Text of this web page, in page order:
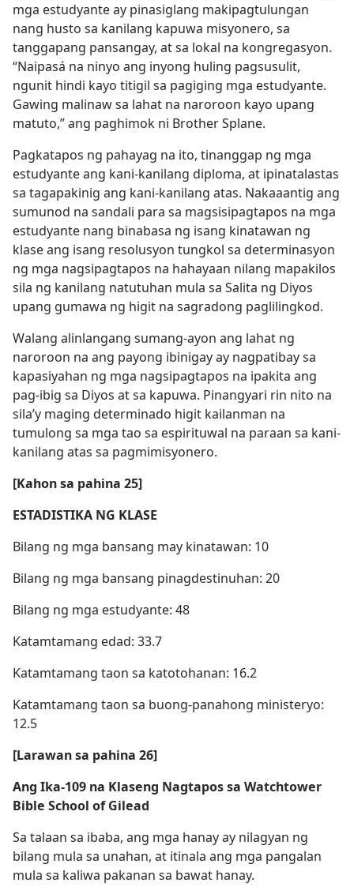
mga estudyante ay pinasiglang makipagtulungan
nang husto sa kanilang kapuwa misyonero, sa
tanggapang pansangay, at sa lokal na kongregasyon.
“Naipasá na ninyo ang inyong huling pagsusulit,
ngunit hindi kayo titigil sa pagiging mga estudyante.
Gawing malinaw sa lahat na naroroon kayo upang
matuto,” ang paghimok ni Brother Splane.
Pagkatapos ng pahayag na ito, tinanggap ng mga
estudyante ang kani-kanilang diploma, at ipinatalastas
sa tagapakinig ang kani-kanilang atas. Nakaaantig ang
sumunod na sandali para sa magsisipagtapos na mga
estudyante nang binabasa ng isang kinatawan ng
klase ang isang resolusyon tungkol sa determinasyon
ng mga nagsipagtapos na hahayaan nilang mapakilos
sila ng kanilang natutuhan mula sa Salita ng Diyos
upang gumawa ng higit na sagradong paglilingkod.
Walang alinlangang sumang-ayon ang lahat ng
naroroon na ang payong ibinigay ay nagpatibay sa
kapasiyahan ng mga nagsipagtapos na ipakita ang
pag-ibig sa Diyos at sa kapuwa. Pinangyari rin nito na
sila’y maging determinado higit kailanman na
tumulong sa mga tao sa espirituwal na paraan sa kani-
kanilang atas sa pagmimisyonero.
[Kahon sa pahina 25]
ESTADISTIKA NG KLASE
Bilang ng mga bansang may kinatawan: 10
Bilang ng mga bansang pinagdestinuhan: 20
Bilang ng mga estudyante: 48
Katamtamang edad: 33.7
Katamtamang taon sa katotohanan: 16.2
Katamtamang taon sa buong-panahong ministeryo:
12.5
[Larawan sa pahina 26]
Ang Ika-109 na Klaseng Nagtapos sa Watchtower
Bible School of Gilead
Sa talaan sa ibaba, ang mga hanay ay nilagyan ng
bilang mula sa unahan, at itinala ang mga pangalan
mula sa kaliwa pakanan sa bawat hanay.